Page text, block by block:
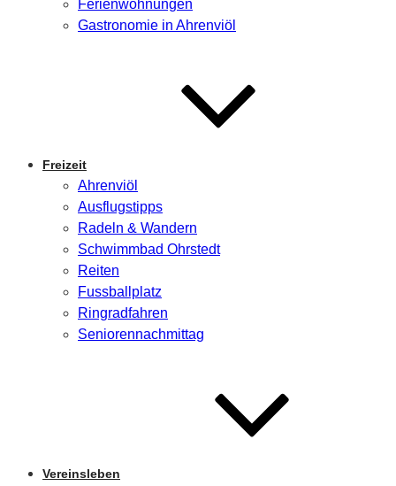
Ferienwohnungen
Gastronomie in Ahrenviöl
Freizeit
Ahrenviöl
Ausflugstipps
Radeln & Wandern
Schwimmbad Ohrstedt
Reiten
Fussballplatz
Ringradfahren
Seniorennachmittag
Vereinsleben